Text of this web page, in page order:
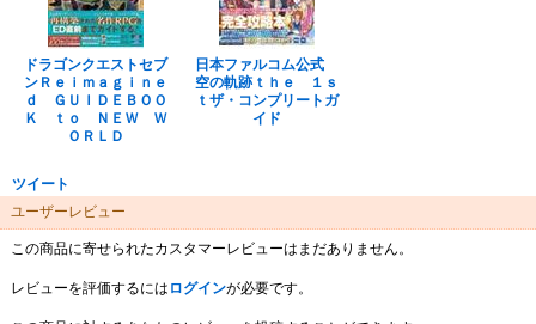
ドラゴンクエストセブ
ンＲｅｉｍａｇｉｎｅ
ｄ ＧＵＩＤＥＢＯＯ
Ｋ ｔｏ ＮＥＷ Ｗ
ＯＲＬＤ
日本ファルコム公式
空の軌跡ｔｈｅ １ｓ
ｔザ・コンプリートガ
イド
ツイート
ユーザーレビュー
この商品に寄せられたカスタマーレビューはまだありません。
レビューを評価するには ログインが必要です。